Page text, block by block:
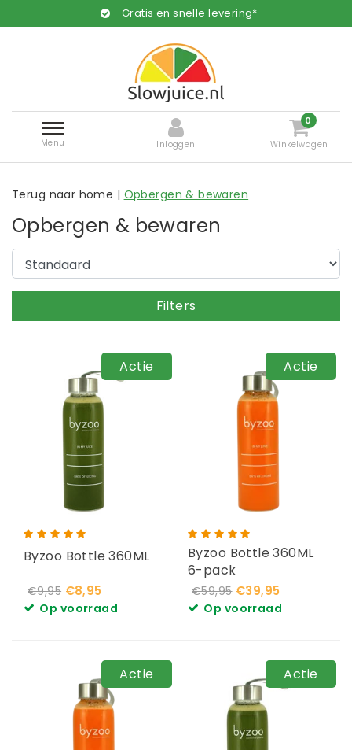
Gratis en snelle levering*
Menu Inloggen
0
Winkelwagen
Terug naar home | Opbergen & bewaren
Opbergen & bewaren
Filters
Actie
Byzoo Bottle 360ML
€9,95 €8,95
Op voorraad
Actie
Byzoo Bottle 360ML
6-pack
€59,95 €39,95
Op voorraad
Actie Actie